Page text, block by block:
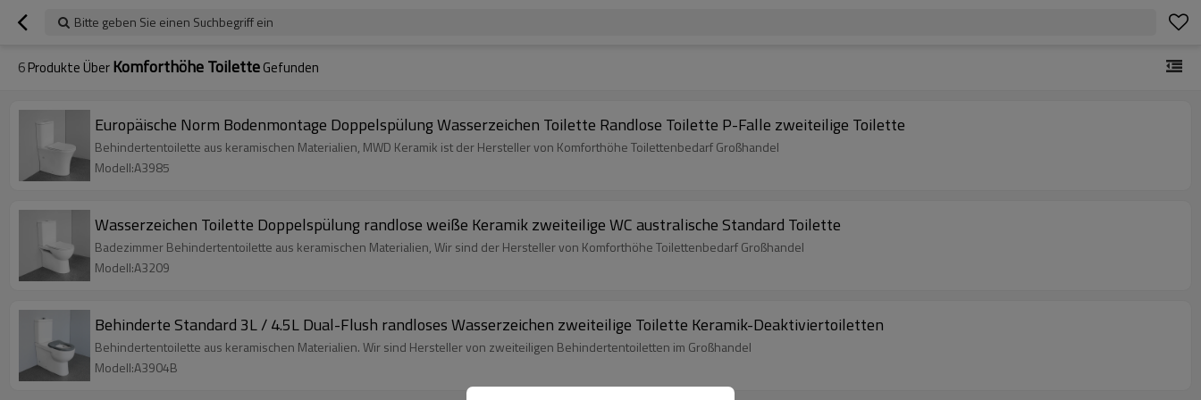
Bitte geben Sie einen Suchbegriff ein
6Produkte ÜberKomforthöhe ToiletteGefunden
Europäische Norm Bodenmontage Doppelspülung Wasserzeichen Toilette Randlose Toilette P-Falle zweiteilige Toilette
Behindertentoilette aus keramischen Materialien, MWD Keramik ist der Hersteller von Komforthöhe Toilettenbedarf Großhandel
Modell:A3985
Wasserzeichen Toilette Doppelspülung randlose weiße Keramik zweiteilige WC australische Standard Toilette
Badezimmer Behindertentoilette aus keramischen Materialien, Wir sind der Hersteller von Komforthöhe Toilettenbedarf Großhandel
Modell:A3209
Behinderte Standard 3L / 4.5L Dual-Flush randloses Wasserzeichen zweiteilige Toilette Keramik-Deaktiviertoiletten
Behindertentoilette aus keramischen Materialien. Wir sind Hersteller von zweiteiligen Behindertentoiletten im Großhandel
Modell:A3904B